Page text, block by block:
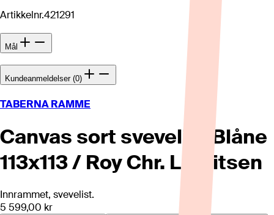
Artikkelnr.421291
Mål
Kundeanmeldelser (0)
TABERNA RAMME
Canvas sort svevelist Blåne
113x113 / Roy Chr. Lauritsen
Innrammet, svevelist.
5 599,00 kr